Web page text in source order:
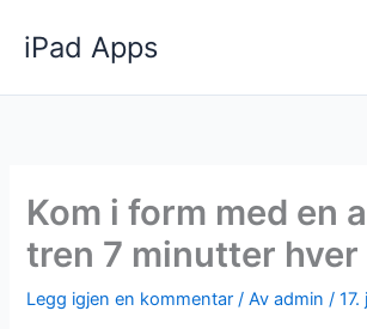
rett
innholdet
iPad Apps
Kom i form med en
tren 7 minutter hver
Legg igjen en kommentar / Av admin/17.